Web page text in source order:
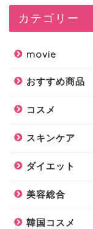
カテゴリー
movie
おすすめ商品
コスメ
スキンケア
ダイエット
美容総合
韓国コスメ